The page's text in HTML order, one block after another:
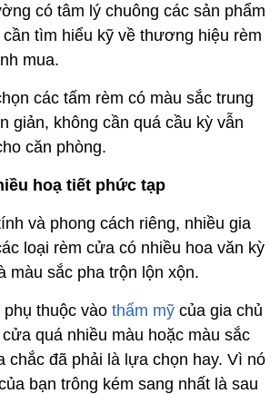
có tâm lý chuông các sản phẩm
tìm hiểu kỹ về thương hiệu rèm
mua.
các tấm rèm có màu sắc trung
giản, không cần quá cầu kỳ vẫn
căn phòng.
hoạ tiết phức tạp
và phong cách riêng, nhiều gia
loại rèm cửa có nhiều hoa văn kỳ
màu sắc pha trộn lộn xộn.
thuộc vào thẩm mỹ của gia chủ
quá nhiều màu hoặc màu sắc
chắc đã phải là lựa chọn hay. Vì nó
bạn trông kém sang nhất là sau